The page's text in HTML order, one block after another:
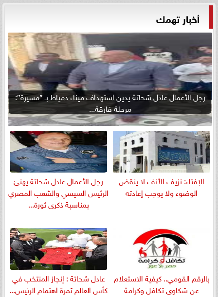
أخبار تهمك
رجل الأعمال عادل شحاتة يدين استهداف ميناء دمياط بـ ”مسيرة”:
مرحلة فارقة...
الإفتاء: نزيف الأنف لا ينقض
الوضوء ولا يوجب إعادته
رجل الأعمال عادل شحاتة يهنئ
الرئيس السيسي والشعب المصري
بمناسبة ذكرى ثورة...
بالرقم القومي.. كيفية الاستعلام
عن شكاوى تكافل وكرامة
عادل شحاتة : إنجاز المنتخب في
كأس العالم ثمرة اهتمام الرئيس...